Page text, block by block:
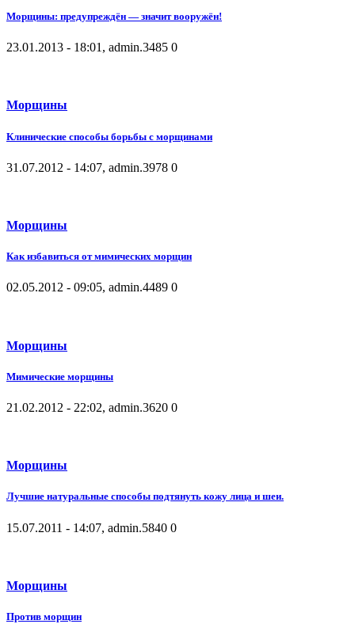
Морщины: предупреждён — значит вооружён!
23.01.2013 - 18:01, admin.3485 0
Морщины
Клинические способы борьбы с морщинами
31.07.2012 - 14:07, admin.3978 0
Морщины
Как избавиться от мимических морщин
02.05.2012 - 09:05, admin.4489 0
Морщины
Мимические морщины
21.02.2012 - 22:02, admin.3620 0
Морщины
Лучшие натуральные способы подтянуть кожу лица и шеи.
15.07.2011 - 14:07, admin.5840 0
Морщины
Против морщин